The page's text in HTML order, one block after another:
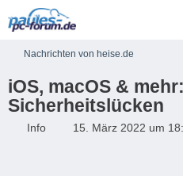
Nachrichten von heise.de
iOS, macOS &
Sicherheitslücken
Info 15. März 2022 um